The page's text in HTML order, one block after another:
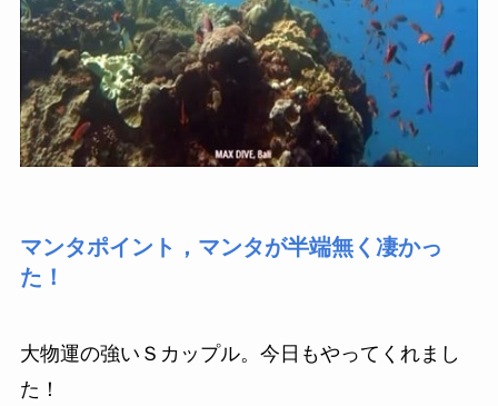
マンタポイント，マンタが半端無く凄かっ
た！
大物運の強いＳカップル。今日もやってくれまし
た！